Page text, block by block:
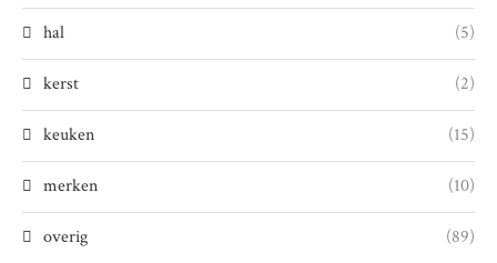
hal (5)
kerst (2)
keuken (15)
merken (10)
overig (89)